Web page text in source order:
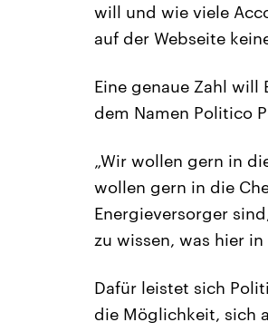
will und wie viele
auf der Webseite
Eine genaue Zahl
dem Namen Politico
„Wir wollen gern in
wollen gern in die
Energieversorger
zu wissen, was hier
Dafür leistet sich
die Möglichkeit, sich